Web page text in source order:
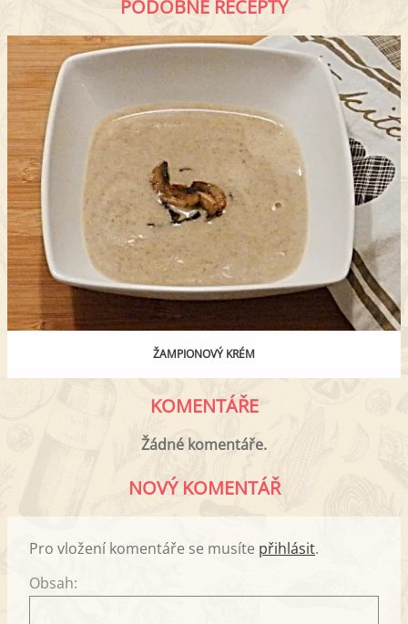
PODOBNÉ RECEPTY
ŽAMPIONOVÝ KRÉM
KOMENTÁŘE
Žádné komentáře.
NOVÝ KOMENTÁŘ
Pro vložení komentáře se musíte přihlásit.
Obsah: